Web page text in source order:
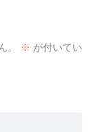
。 ※ が付いてい